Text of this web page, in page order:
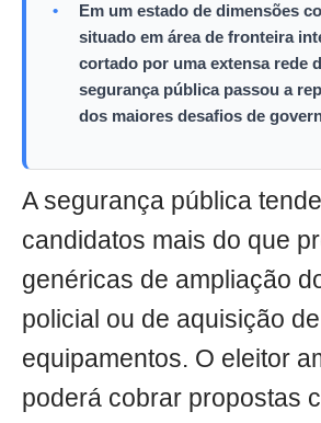
•
Em um estado de dimensões
situado em área de fronteira
cortado por uma extensa rede
segurança pública passou a
dos maiores desafios de
A segurança pública
candidatos mais do que
genéricas de ampliação
policial ou de aquisição de
equipamentos. O eleitor
poderá cobrar propostas